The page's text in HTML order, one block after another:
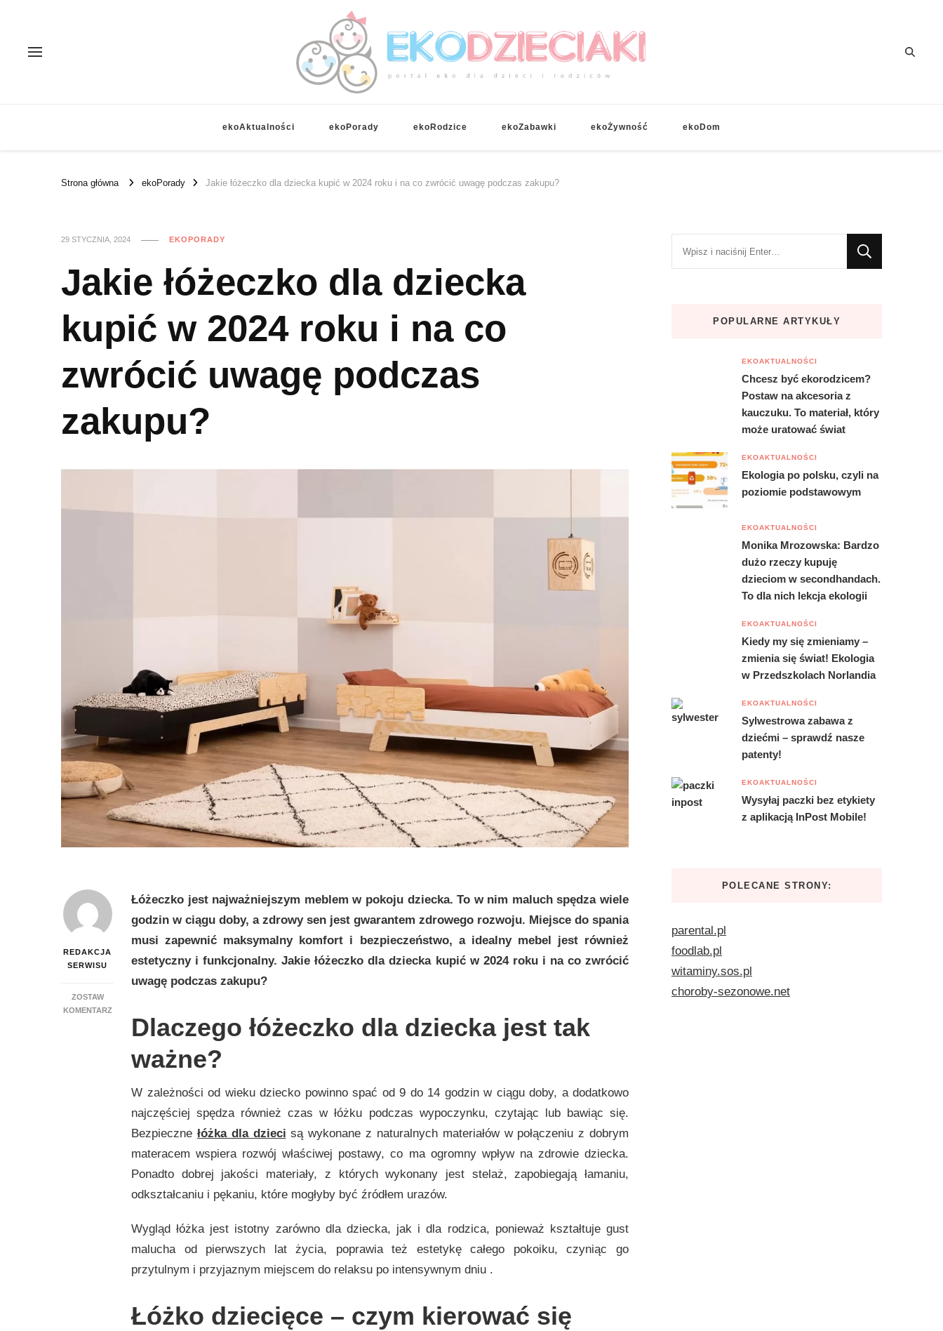
ekoAktualności ekoPorady ekoRodzice ekoZabawki ekoŻywność ekoDom
Strona główna ekoPorady Jakie łóżeczko dla dziecka kupić w 2024 roku i na co zwrócić uwagę podczas zakupu?
29 STYCZNIA, 2024 EKOPORADY
Jakie łóżeczko dla dziecka
kupić w 2024 roku i na co
zwrócić uwagę podczas
zakupu?
REDAKCJA
SERWISU
ZOSTAW
KOMENTARZDO
ŁÓŻECZKO
DZIECKA
ROKU
ZWRÓCIĆ
PODCZAS
Łóżeczko jest najważniejszym meblem w pokoju dziecka. To w nim maluch spędza wiele
godzin w ciągu doby, a zdrowy sen jest gwarantem zdrowego rozwoju. Miejsce do spania
musi zapewnić maksymalny komfort i bezpieczeństwo, a idealny mebel jest również
estetyczny i funkcjonalny. Jakie łóżeczko dla dziecka kupić w 2024 roku i na co zwrócić
uwagę podczas zakupu?
Dlaczego łóżeczko dla dziecka jest tak
ważne?
W zależności od wieku dziecko powinno spać od 9 do 14 godzin w ciągu doby, a dodatkowo
najczęściej spędza również czas w łóżku podczas wypoczynku, czytając lub bawiąc się.
Bezpieczne łóżka dla dzieci są wykonane z naturalnych materiałów w połączeniu z dobrym
materacem wspiera rozwój właściwej postawy, co ma ogromny wpływ na zdrowie dziecka.
Ponadto dobrej jakości materiały, z których wykonany jest stelaż, zapobiegają łamaniu,
odkształcaniu i pękaniu, które mogłyby być źródłem urazów.
Wygląd łóżka jest istotny zarówno dla dziecka, jak i dla rodzica, ponieważ kształtuje gust
malucha od pierwszych lat życia, poprawia też estetykę całego pokoiku, czyniąc go
przytulnym i przyjaznym miejscem do relaksu po intensywnym dniu .
Łóżko dziecięce – czym kierować się
POPULARNE ARTYKUŁY
EKOAKTUALNOŚCI
Chcesz być ekorodzicem?
Postaw na akcesoria z
kauczuku. To materiał, który
może uratować świat
EKOAKTUALNOŚCI
Ekologia po polsku, czyli na
poziomie podstawowym
EKOAKTUALNOŚCI
Monika Mrozowska: Bardzo
dużo rzeczy kupuję
dzieciom w secondhandach.
To dla nich lekcja ekologii
EKOAKTUALNOŚCI
Kiedy my się zmieniamy –
zmienia się świat! Ekologia
w Przedszkolach Norlandia
EKOAKTUALNOŚCI
Sylwestrowa zabawa z
dziećmi – sprawdź nasze
patenty!
EKOAKTUALNOŚCI
Wysyłaj paczki bez etykiety
z aplikacją InPost Mobile!
POLECANE STRONY:
parental.pl
foodlab.pl
witaminy.sos.pl
choroby-sezonowe.net